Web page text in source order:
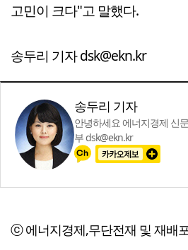
고민이 크다"고 말했다.
송두리 기자 dsk@ekn.kr
송두리 기자
안녕하세요 에너지경제 신
부 dsk@ekn.kr
ⓒ 에너지경제,무단전재 및 재배